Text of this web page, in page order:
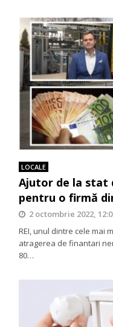
LOCALE
Ajutor de la stat
pentru o firmă
2 octombrie 2022,
REI, unul dintre cele mai
atragerea de finantari
80…